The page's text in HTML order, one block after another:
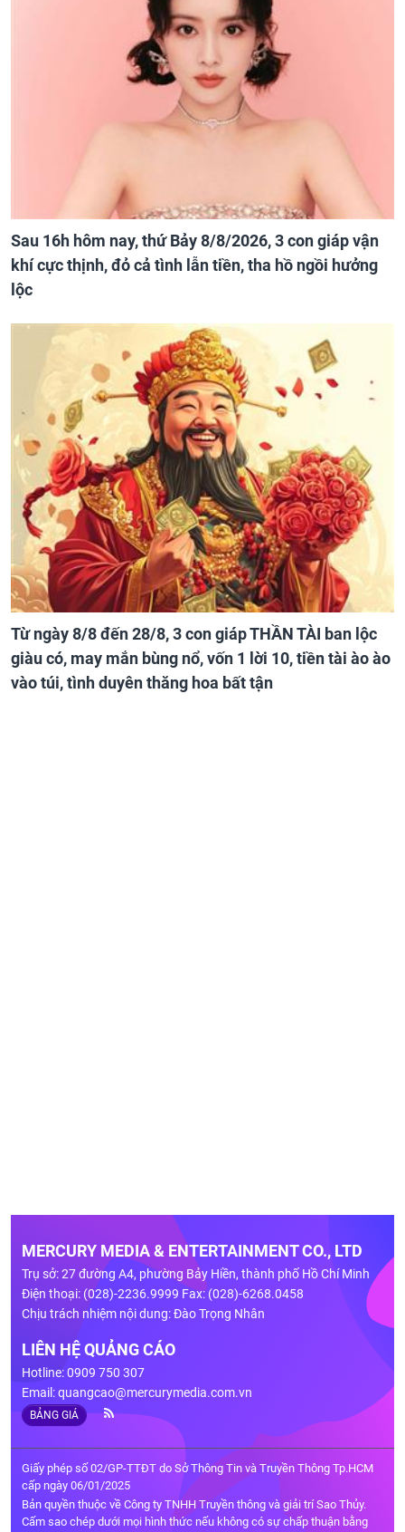
Sau 16h hôm nay, thứ Bảy 8/8/2026, 3 con giáp vận
khí cực thịnh, đỏ cả tình lẫn tiền, tha hồ ngồi hưởng
lộc
Từ ngày 8/8 đến 28/8, 3 con giáp THẦN TÀI ban lộc
giàu có, may mắn bùng nổ, vốn 1 lời 10, tiền tài ào ào
vào túi, tình duyên thăng hoa bất tận
MERCURY MEDIA & ENTERTAINMENT CO., LTD
Trụ sở: 27 đường A4, phường Bảy Hiền, thành phố Hồ Chí Minh
Điện thoại: (028)-2236.9999 Fax: (028)-6268.0458
Chịu trách nhiệm nội dung: Đào Trọng Nhân
LIÊN HỆ QUẢNG CÁO
Hotline: 0909 750 307
Email:quangcao@mercurymedia.com.vn
BẢNG GIÁ
Giấy phép số 02/GP-TTĐT do Sở Thông Tin và Truyền Thông Tp.HCM
cấp ngày 06/01/2025
Bản quyền thuộc về Công ty TNHH Truyền thông và giải trí Sao Thủy.
Cấm sao chép dưới mọi hình thức nếu không có sự chấp thuận bằng